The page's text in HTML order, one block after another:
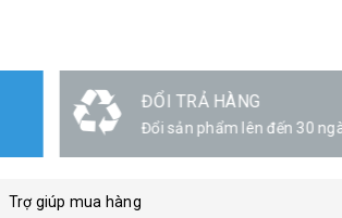
GIAO HÀNG
Linh hoạt
Trợ giúp mua hàng